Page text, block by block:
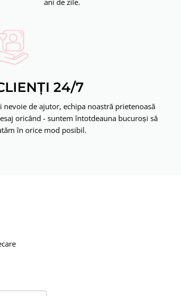
24/7
de ajutor, echipa noastră prietenoasă
oricând - suntem întotdeauna bucuroși să
în orice mod posibil.